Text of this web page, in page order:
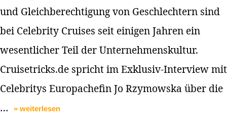
und Gleichberechtigung von Geschlechtern sind
bei Celebrity Cruises seit einigen Jahren ein
wesentlicher Teil der Unternehmenskultur.
Cruisetricks.de spricht im Exklusiv-Interview mit
Celebritys Europachefin Jo Rzymowska über die
…
» weiterlesen